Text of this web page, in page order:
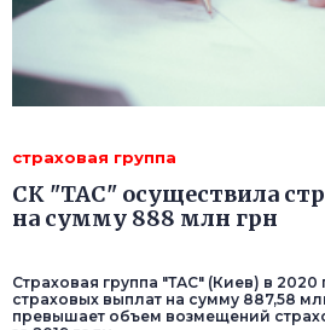
страховая группа
СК "ТАС" осуществила
на сумму 888 млн грн
Страховая группа "ТАС" (Киев) в
страховых выплат на сумму 887,58
превышает объем возмещений